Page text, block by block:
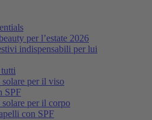
per l’estate 2026
indispensabili per lui
solare per il viso
SPF
solare per il corpo
con SPF